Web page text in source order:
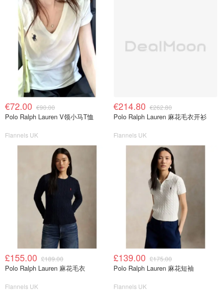
€72.00 €90.00
Polo Ralph Lauren V领小马T恤
Flannels UK
€214.80 €262.80
Polo Ralph Lauren 麻花毛衣开衫
Flannels UK
£155.00 £189.00
Polo Ralph Lauren 麻花毛衣
Flannels UK
£139.00 £175.00
Polo Ralph Lauren 麻花短袖
Flannels UK